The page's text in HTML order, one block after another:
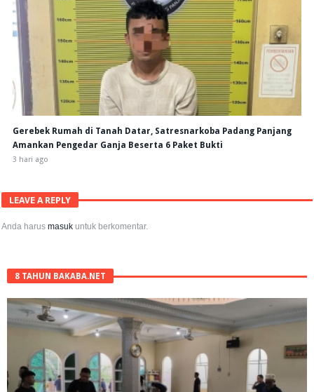
Gerebek Rumah di Tanah Datar, Satresnarkoba Padang Panjang
Amankan Pengedar Ganja Beserta 6 Paket Bukti
3 hari ago
LEAVE A REPLY
Anda harusmasuk untuk berkomentar.
8 TAHUN BAKABA.NET